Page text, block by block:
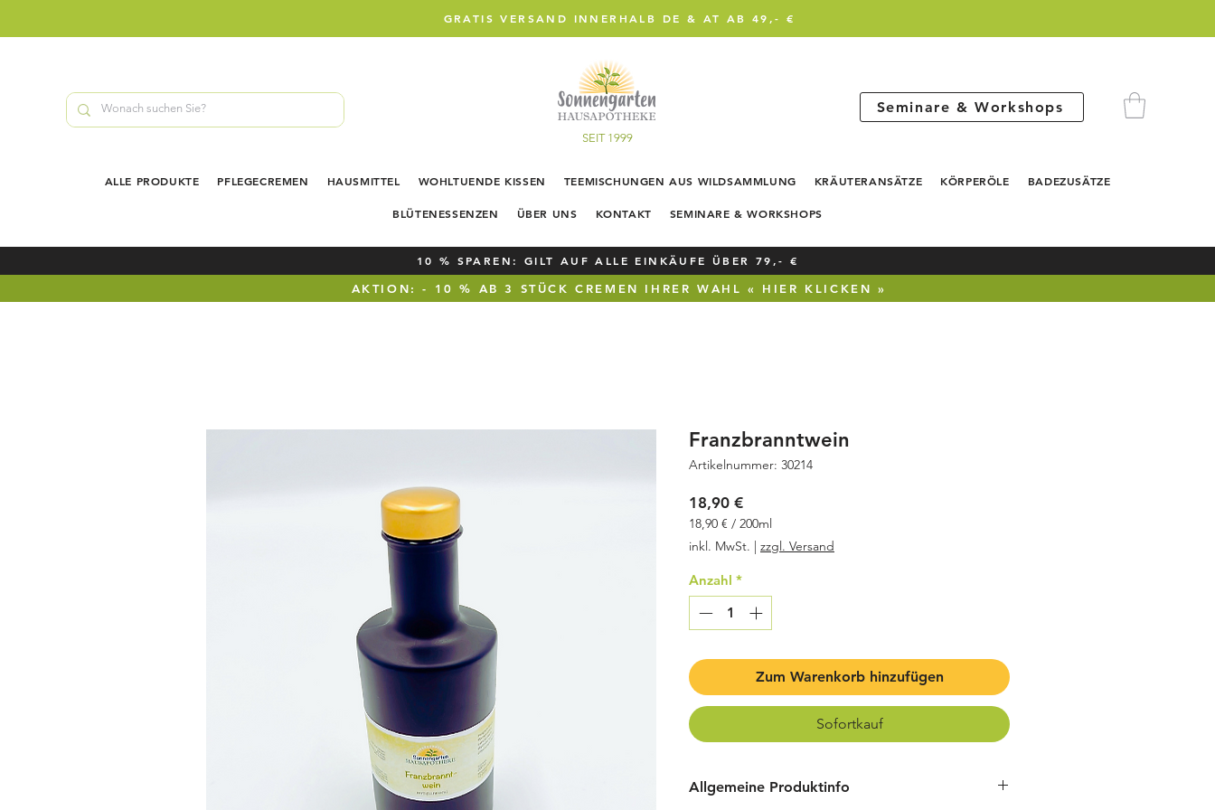
GRATIS VERSAND INNERHALB DE & AT AB 49,- €
SEIT 1999
Seminare & Workshops
ALLE PRODUKTE PFLEGECREMEN HAUSMITTEL WOHLTUENDE KISSEN TEEMISCHUNGEN AUS WILDSAMMLUNG KRÄUTERANSÄTZE KÖRPERÖLE BADEZUSÄTZE
BLÜTENESSENZEN ÜBER UNS KONTAKT SEMINARE & WORKSHOPS
10 % SPAREN: GILT AUF ALLE EINKÄUFE ÜBER 79,- €
AKTION: - 10 % AB 3 STÜCK CREMEN IHRER WAHL « HIER KLICKEN »
Franzbranntwein
Artikelnummer: 30214
18,90 €Preis
18,90 € / 200ml
18,90 €
pro
Milliliter
inkl. MwSt. | zzgl. Versand
Anzahl *
Zum Warenkorb hinzufügen
Sofortkauf
Allgemeine Produktinfo